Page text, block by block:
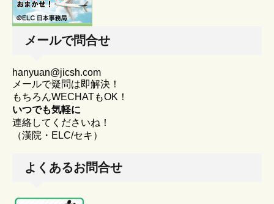
メールで問合せ
hanyuan@jicsh.com
メールで疑問は即解決！
もちろんWECHATもOK！
いつでも気軽に
連絡してくださいね！
（漢院・ELC/セキ）
よくあるお問合せ